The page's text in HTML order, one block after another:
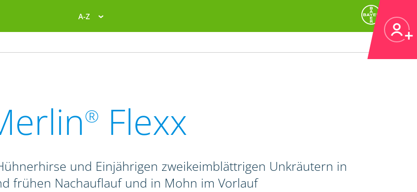
A-Z
® Flexx
und Einjährigen zweikeimblättrigen Unkräutern in
frühen Nachauflauf und in Mohn im Vorlauf